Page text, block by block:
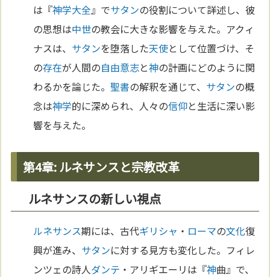
は『神学大全』でサタンの役割について詳述し、彼
の思想は中世の教会に大きな影響を与えた。アクィ
ナスは、 サタンを堕落した天使として位置づけ、そ
の存在が人間の自由意志と神の計画にどのように関
わるかを論じた。聖書の解釈を通じて、 サタンの概
念は神学的に深められ、人々の信仰と生活に深い影
響を与えた。
第4章: ルネサンスと宗教改革
ルネサンスの新しい視点
ルネサンス期には、古代ギリシャ ・ ローマの文化復
興が進み、 サタンに対する見方も変化した。フィレ
ンツェの詩人ダンテ ・アリギエーリは『神曲』で、